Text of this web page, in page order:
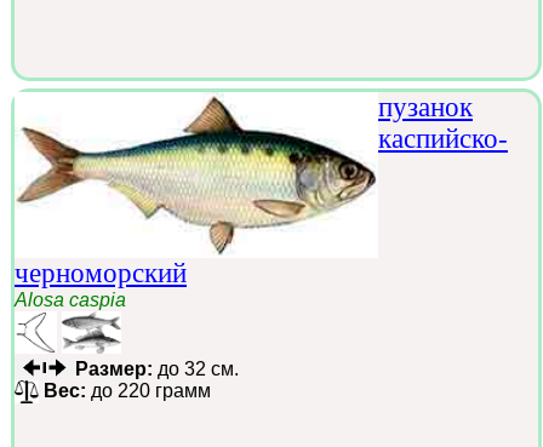
пузанок
каспийско-
черноморский
Alosa caspia
Размер: до 32 см.
Вес: до 220 грамм